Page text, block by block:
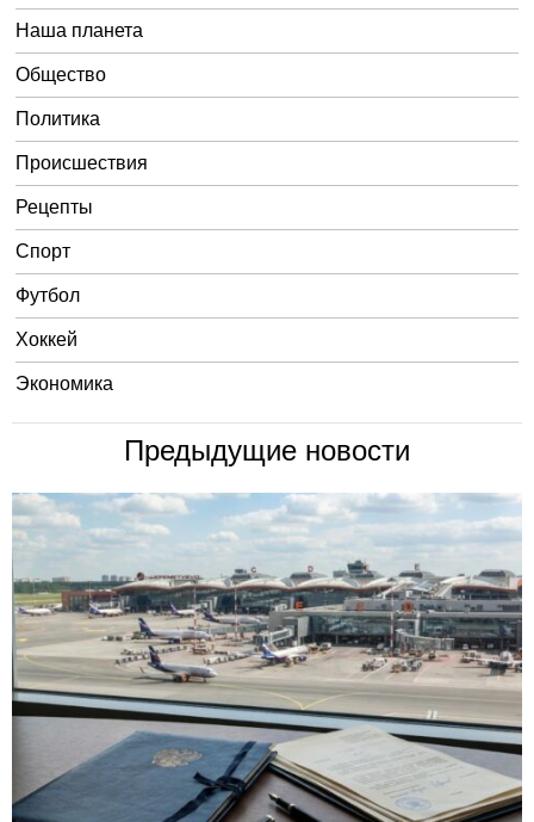
Наша планета
Общество
Политика
Происшествия
Рецепты
Спорт
Футбол
Хоккей
Экономика
Предыдущие новости